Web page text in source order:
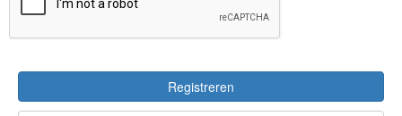
Registreren